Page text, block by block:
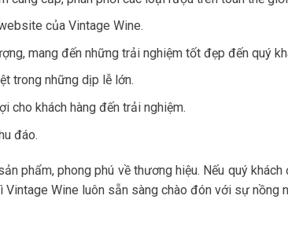
của Vintage Wine.
mang đến những trải nghiệm tốt đẹp đến quý
trong những dịp lễ lớn.
cho khách hàng đến trải nghiệm.
đáo.
phẩm, phong phú về thương hiệu. Nếu quý
Wine luôn sẵn sàng chào đón với sự nồng